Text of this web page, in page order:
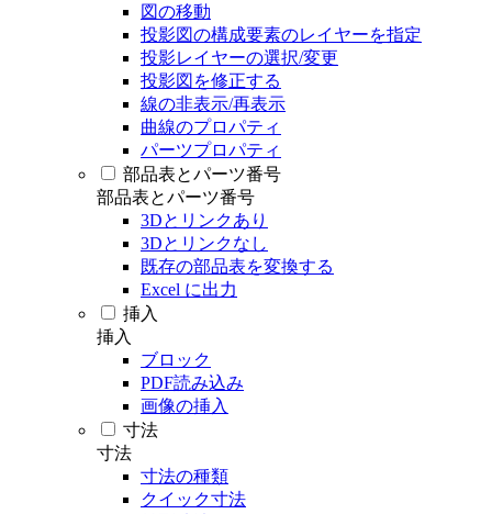
図の移動
投影図の構成要素のレイヤーを指定
投影レイヤーの選択/変更
投影図を修正する
線の非表示/再表示
曲線のプロパティ
パーツプロパティ
部品表とパーツ番号
部品表とパーツ番号
3Dとリンクあり
3Dとリンクなし
既存の部品表を変換する
Excel に出力
挿入
挿入
ブロック
PDF読み込み
画像の挿入
寸法
寸法
寸法の種類
クイック寸法